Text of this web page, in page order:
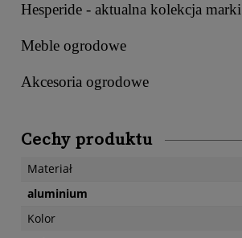
Hesperide - aktualna kolekcja marki
Meble ogrodowe
Akcesoria ogrodowe
Cechy produktu
Materiał
aluminium
Kolor